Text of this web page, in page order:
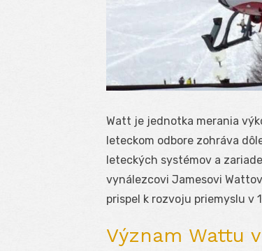
Watt je jednotka merania
leteckom odbore zohráva
leteckých systémov a
vynálezcovi Jamesovi
prispel k rozvoju priemyslu v
Význam Wattu